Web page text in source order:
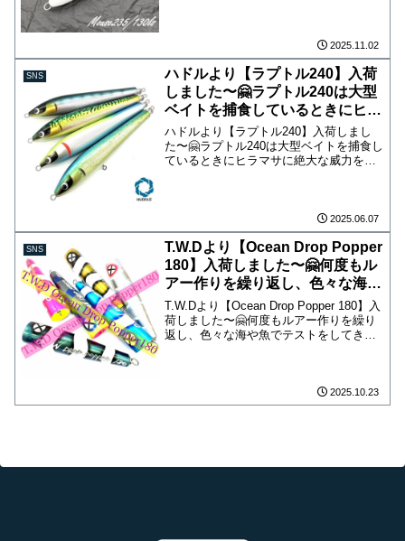
2025.11.02
SNS
ハドルより【ラプトル240】入荷
しました〜🤗ラプトル240は大型
ベイトを捕食しているときにヒラ
マサに絶大な威力を発揮します！
ハドルより【ラプトル240】入荷しまし
た〜🤗ラプトル240は大型ベイトを捕食し
ているときにヒラマサに絶大な威力を発
2025.06.07
SNS
T.W.Dより【Ocean Drop Popper
180】入荷しました〜🤗何度もル
アー作りを繰り返し、色々な海や
魚でテストをしてきたポッパー！
T.W.Dより【Ocean Drop Popper 180】入
荷しました〜🤗何度もルアー作りを繰り
返し、色々な海や魚でテストをしてきた
2025.10.23